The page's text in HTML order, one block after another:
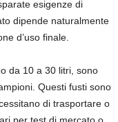
esigenze di
dipende naturalmente
d’uso finale.
da 10 a 30 litri, sono
Questi fusti sono
di trasportare o